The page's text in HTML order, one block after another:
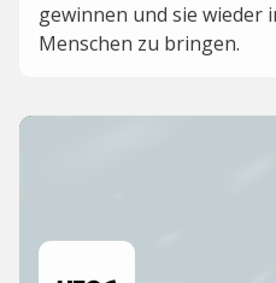
gewinnen und sie wieder
Menschen zu bringen.